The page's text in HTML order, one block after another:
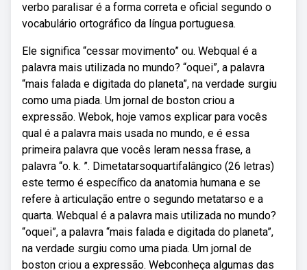
verbo paralisar é a forma correta e oficial segundo o
vocabulário ortográfico da língua portuguesa.
Ele significa “cessar movimento” ou. Webqual é a
palavra mais utilizada no mundo? “oquei”, a palavra
“mais falada e digitada do planeta”, na verdade surgiu
como uma piada. Um jornal de boston criou a
expressão. Webok, hoje vamos explicar para vocês
qual é a palavra mais usada no mundo, e é essa
primeira palavra que vocês leram nessa frase, a
palavra “o. k. ”. Dimetatarsoquartifalângico (26 letras)
este termo é específico da anatomia humana e se
refere à articulação entre o segundo metatarso e a
quarta. Webqual é a palavra mais utilizada no mundo?
“oquei”, a palavra “mais falada e digitada do planeta”,
na verdade surgiu como uma piada. Um jornal de
boston criou a expressão. Webconheça algumas das